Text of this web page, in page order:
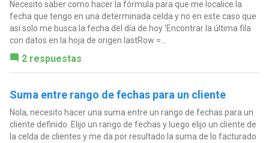
Necesito saber como hacer la fórmula para que me localice la
fecha que tengo en una determinada celda y no en este caso que
así solo me busca la fecha del día de hoy 'Encontrar la última fila
con datos en la hoja de origen lastRow =...
2 respuestas
Suma entre rango de fechas para un cliente
Nola, necesito hacer una suma entre un rango de fechas para un
cliente definido. Elijo un rango de fechas y luego elijo un cliente de
la celda de clientes y me da por resultado la suma de lo facturado